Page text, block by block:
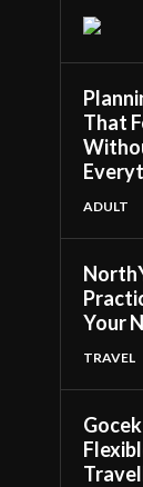
That
ADULT
Your
TRAVEL